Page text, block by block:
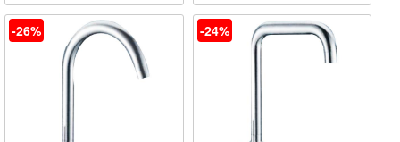
4. Cấu tạo
Không giống như những loại vòi chậu rửa bát thông
thường thì cấu tạo của vòi rửa bát lạnh bao gồm 2 bộ
phận chính như sau:
- Phần vỏ bao gồm chân vòi được gắn trực tiếp với
chậu rửa hoặc phần tường có cần gạt và màng lọc
-26% -24%